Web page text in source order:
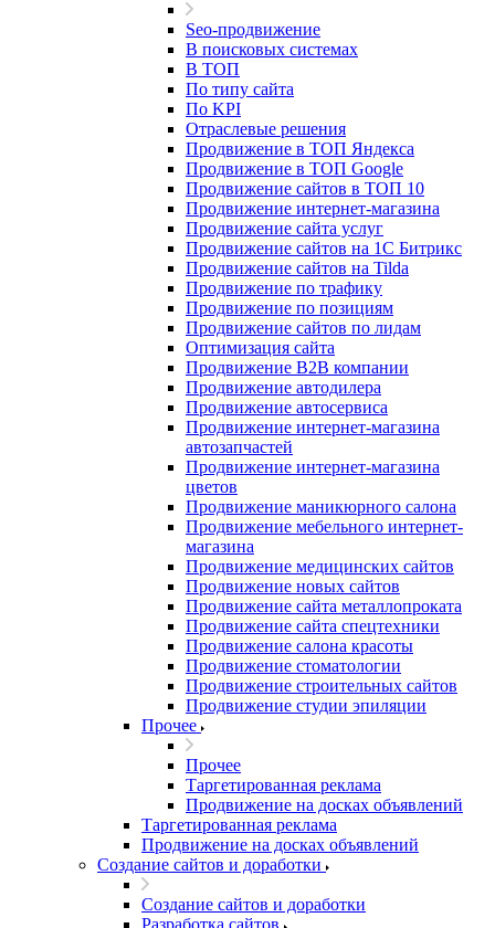
Seo-продвижение
В поисковых системах
В ТОП
По типу сайта
По KPI
Отраслевые решения
Продвижение в ТОП Яндекса
Продвижение в ТОП Google
Продвижение сайтов в ТОП 10
Продвижение интернет-магазина
Продвижение сайта услуг
Продвижение сайтов на 1С Битрикс
Продвижение сайтов на Tilda
Продвижение по трафику
Продвижение по позициям
Продвижение сайтов по лидам
Оптимизация сайта
Продвижение B2B компании
Продвижение автодилера
Продвижение автосервиса
Продвижение интернет-магазина
автозапчастей
Продвижение интернет-магазина
цветов
Продвижение маникюрного салона
Продвижение мебельного интернет-
магазина
Продвижение медицинских сайтов
Продвижение новых сайтов
Продвижение сайта металлопроката
Продвижение сайта спецтехники
Продвижение салона красоты
Продвижение стоматологии
Продвижение строительных сайтов
Продвижение студии эпиляции
Прочее
Прочее
Таргетированная реклама
Продвижение на досках объявлений
Таргетированная реклама
Продвижение на досках объявлений
Создание сайтов и доработки
Создание сайтов и доработки
Разработка сайтов